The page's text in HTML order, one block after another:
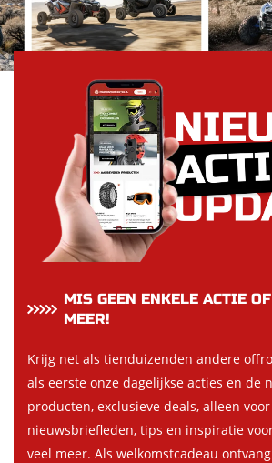
MIS GEEN ENKELE ACTIE
MEER!
Krijg net als tienduizenden andere
als eerste onze dagelijkse acties en de
producten, exclusieve deals, alleen voor
nieuwsbriefleden, tips en inspiratie
veel meer. Als welkomstcadeau